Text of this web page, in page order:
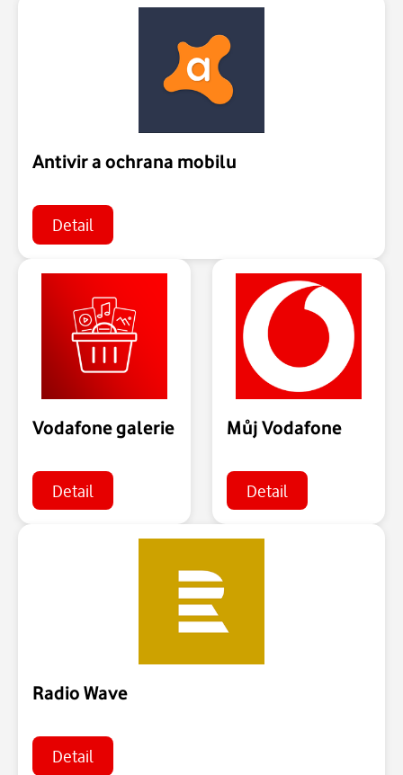
Antivir a ochrana mobilu
Detail
Vodafone galerie
Detail
Můj Vodafone
Detail
Radio Wave
Detail